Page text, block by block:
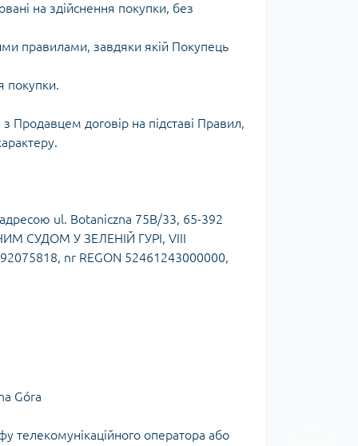
на здійснення покупки, без
правилами, завдяки якій Покупець
покупки.
Продавцем договір на підставі Правил,
адресою ul. Botaniczna 75B/33, 65-392
СУДОМ У ЗЕЛЕНІЙ ГУРІ, VIII
nr REGON 52461243000000,
Góra
телекомунікаційного оператора або